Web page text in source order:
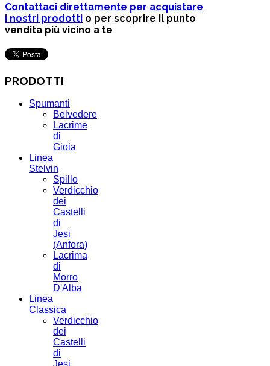
Contattaci direttamente per acquistare
i nostri prodotti o per scoprire il punto
vendita più vicino a te
PRODOTTI
Spumanti
Belvedere
Lacrime
di
Gioia
Linea
Stelvin
Spillo
Verdicchio
dei
Castelli
di
Jesi
(Anfora)
Lacrima
di
Morro
D'Alba
Linea
Classica
Verdicchio
dei
Castelli
di